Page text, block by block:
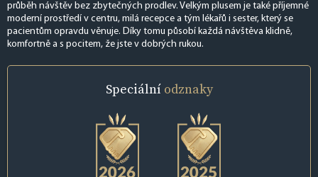
průběh návštěv bez zbytečných prodlev. Velkým plusem je také příjemné
moderní prostředí v centru, milá recepce a tým lékařů i sester, který se
pacientům opravdu věnuje. Díky tomu působí každá návštěva klidně,
komfortně a s pocitem, že jste v dobrých rukou.
Speciální odznaky